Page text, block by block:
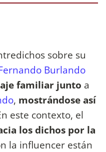
sobre su
Burlando
familiar junto a
, mostrándose así
este contexto, el
los dichos por la
la influencer están